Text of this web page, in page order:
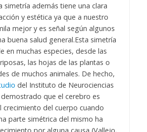
simetría además tiene una clara
y estética ya que a nuestro
mejor y es señal según algunos
buena salud general.Esta simetría
en muchas especies, desde las
las hojas de las plantas o
de muchos animales. De hecho,
del Instituto de Neurociencias
que el cerebro es
crecimiento del cuerpo cuando
parte simétrica del mismo ha